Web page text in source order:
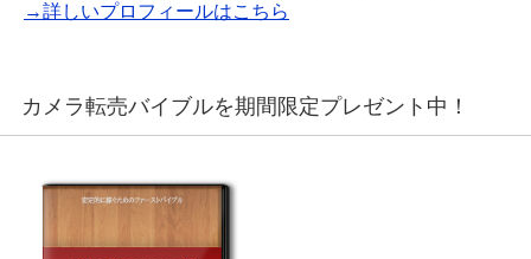
→詳しいプロフィールはこちら
カメラ転売バイブルを期間限定プレゼント中！